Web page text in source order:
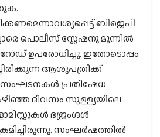
ബിജെപി
പൊലീസ് സ്റ്റേഷനു മുന്നില്‍
ഉപരോധിച്ചു. ഇതോടൊപ്പം
ആശുപത്രിക്ക്
പ്രതിഷേധ
ദിവസം സുള്ള്യയിലെ
ഭജ്രംഗ്ദള്‍
സംഘര്‍ഷത്തില്‍